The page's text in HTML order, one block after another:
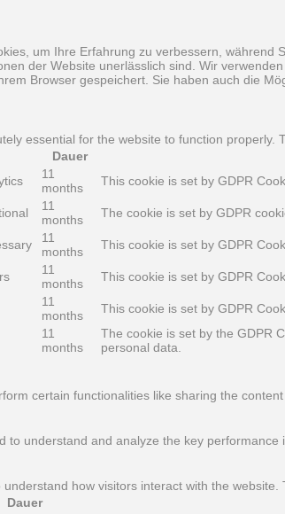
um Ihre Erfahrung zu verbessern,
der Website unerlässlich sind. Wir
Browser gespeichert. Sie haben auch die
essential for the website to function
Dauer
11
months
This cookie is set by GDPR
11
months
The cookie is set by GDPR
11
months
This cookie is set by GDPR
11
months
This cookie is set by GDPR
11
months
This cookie is set by GDPR
11
months
The cookie is set by the GDPR
personal data.
certain functionalities like sharing the
to understand and analyze the key
how visitors interact with the
Dauer